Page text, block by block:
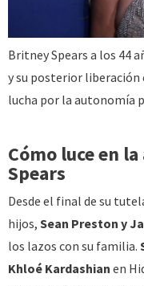
Britney Spears a los 44
y su posterior liberación
lucha por la autonomía
Cómo luce en
Spears
Desde el final de su
hijos, Sean Preston y
los lazos con su familia.
Khloé Kardashian en